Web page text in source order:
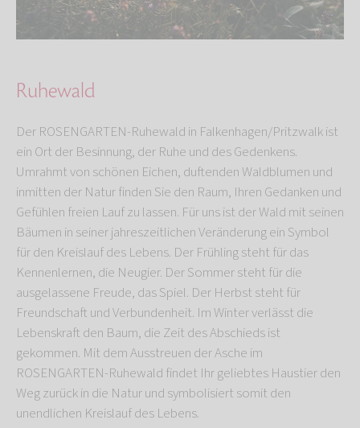
Ruhewald
Der ROSENGARTEN-Ruhewald in Falkenhagen/Pritzwalk ist
ein Ort der Besinnung, der Ruhe und des Gedenkens.
Umrahmt von schönen Eichen, duftenden Waldblumen und
inmitten der Natur finden Sie den Raum, Ihren Gedanken und
Gefühlen freien Lauf zu lassen. Für uns ist der Wald mit seinen
Bäumen in seiner jahreszeitlichen Veränderung ein Symbol
für den Kreislauf des Lebens. Der Frühling steht für das
Kennenlernen, die Neugier. Der Sommer steht für die
ausgelassene Freude, das Spiel. Der Herbst steht für
Freundschaft und Verbundenheit. Im Winter verlässt die
Lebenskraft den Baum, die Zeit des Abschieds ist
gekommen. Mit dem Ausstreuen der Asche im
ROSENGARTEN-Ruhewald findet Ihr geliebtes Haustier den
Weg zurück in die Natur und symbolisiert somit den
unendlichen Kreislauf des Lebens.